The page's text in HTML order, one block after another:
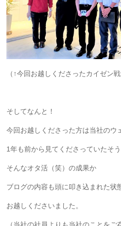
（↑今回お越しくださったカイゼン戦
そしてなんと！
今回お越しくださった方は当社のウ
1年も前から見てくださっていたそう
そんなオタ活（笑）の成果か
ブログの内容も頭に叩き込まれた状
お越しくださいました。